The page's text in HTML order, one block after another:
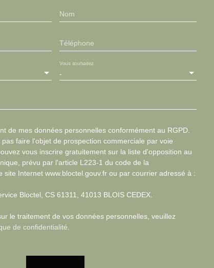
Nom
Téléphone
-
Vous souhaitez
de mes données personnelles conformément au RGPD.
faire l'objet de prospection commerciale par voie
vous inscrire gratuitement sur la liste d'opposition au
prévu par l'article L223-1 du code de la
site Internet www.bloctel.gouv.fr ou par courrier adressé à :
Bloctel, CS 61311, 41013 BLOIS CEDEX.
le traitement de vos données personnelles, veuillez
de confidentialité